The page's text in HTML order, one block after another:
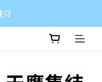
🛒